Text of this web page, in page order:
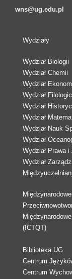
wns@ug.edu.pl
Wydziały
Wydział Biologii
Wydział Chemii
Wydział
Wydział
Wydział
Wydział
Wydział Nauk
Wydział
Wydział Prawa
Wydział
(ICTQT)
Biblioteka UG
Centrum
Centrum